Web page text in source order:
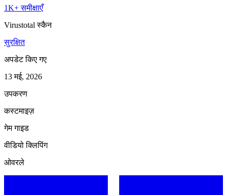
1K+ समीक्षाएँ
Virustotal स्कैन
सुरक्षित
अपडेट किए गए
13 मई, 2026
उपकरण
कस्टमाइज़
गेम गाइड
वीडियो क्लिपिंग
ओवरले